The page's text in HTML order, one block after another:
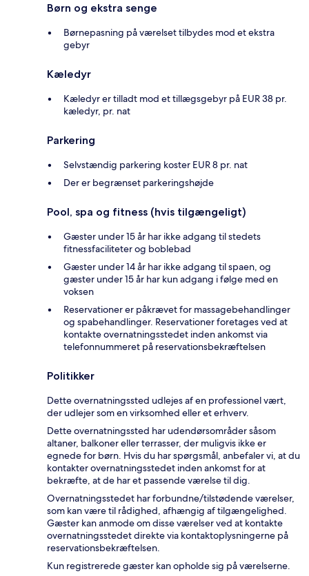
Børn og ekstra senge
Børnepasning på værelset tilbydes mod et ekstra
gebyr
Kæledyr
Kæledyr er tilladt mod et tillægsgebyr på EUR 38 pr.
kæledyr, pr. nat
Parkering
Selvstændig parkering koster EUR 8 pr. nat
Der er begrænset parkeringshøjde
Pool, spa og fitness (hvis tilgængeligt)
Gæster under 15 år har ikke adgang til stedets
fitnessfaciliteter og boblebad
Gæster under 14 år har ikke adgang til spaen, og
gæster under 15 år har kun adgang i følge med en
voksen
Reservationer er påkrævet for massagebehandlinger
og spabehandlinger. Reservationer foretages ved at
kontakte overnatningsstedet inden ankomst via
telefonnummeret på reservationsbekræftelsen
Politikker
Dette overnatningssted udlejes af en professionel vært,
der udlejer som en virksomhed eller et erhverv.
Dette overnatningssted har udendørsområder såsom
altaner, balkoner eller terrasser, der muligvis ikke er
egnede for børn. Hvis du har spørgsmål, anbefaler vi, at du
kontakter overnatningsstedet inden ankomst for at
bekræfte, at de har et passende værelse til dig.
Overnatningsstedet har forbundne/tilstødende værelser,
som kan være til rådighed, afhængig af tilgængelighed.
Gæster kan anmode om disse værelser ved at kontakte
overnatningsstedet direkte via kontaktoplysningerne på
reservationsbekræftelsen.
Kun registrerede gæster kan opholde sig på værelserne.